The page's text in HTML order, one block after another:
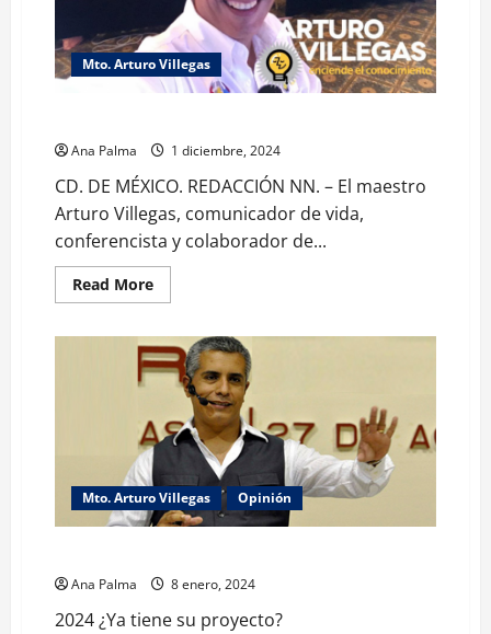
Mto. Arturo Villegas
Ana Palma 1 diciembre, 2024
CD. DE MÉXICO. REDACCIÓN NN. – El maestro
Arturo Villegas, comunicador de vida,
conferencista y colaborador de...
Read MoreRead
more
sueños
de
los
hijos
los
de
los
papas:
A.
Villegas
Mto. Arturo Villegas Opinión
Ana Palma 8 enero, 2024
2024 ¿Ya tiene su proyecto?